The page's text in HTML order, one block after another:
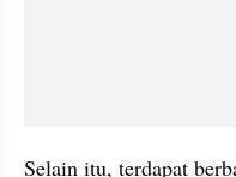
Selain itu, terdapat